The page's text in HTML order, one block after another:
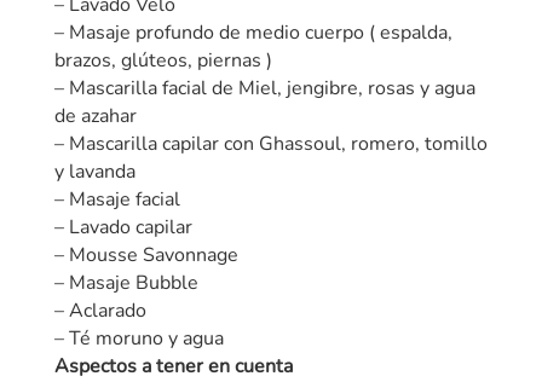
– Masaje profundo de medio cuerpo ( espalda,
brazos, glúteos, piernas )
– Mascarilla facial de Miel, jengibre, rosas y agua
de azahar
– Mascarilla capilar con Ghassoul, romero, tomillo
y lavanda
– Masaje facial
– Lavado capilar
– Mousse Savonnage
– Masaje Bubble
– Aclarado
– Té moruno y agua
Aspectos a tener en cuenta